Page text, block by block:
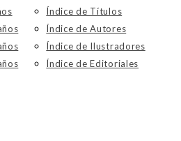
Índice de Títulos
Índice de Autores
Índice de Ilustradores
Índice de Editoriales